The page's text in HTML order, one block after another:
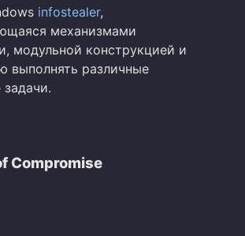
infostealer,
механизмами
модульной конструкцией и
выполнять различные
Compromise